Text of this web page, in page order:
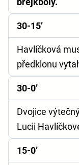
30-15’
Havlíčková
předklonu
30-0’
Dvojice
Lucii
15-0’